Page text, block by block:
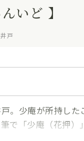
いど 】
戸
。少庵が所持した
で「少庵（花押）